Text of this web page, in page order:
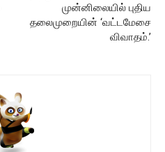
முன்னிலையில் புதிய
தலைமுறையின் ‘வட்டமேசை
விவாதம்.’